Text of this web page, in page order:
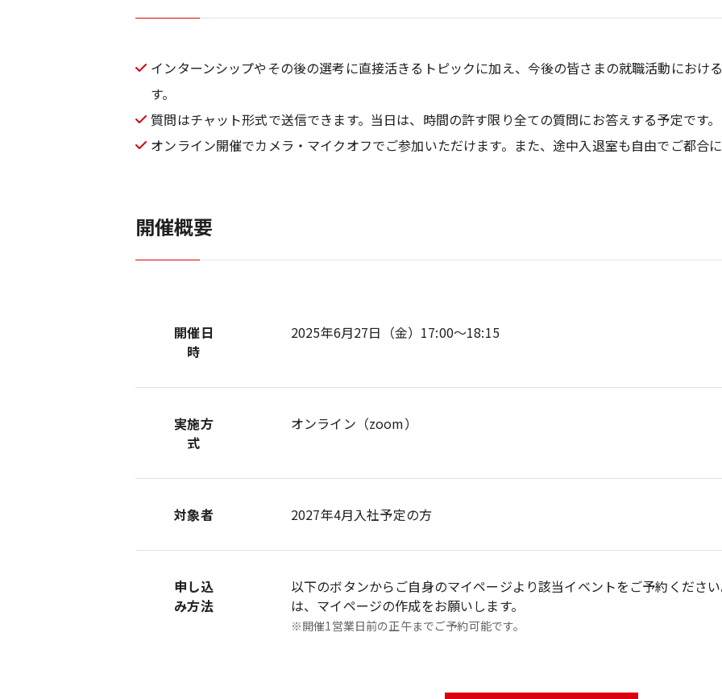
インターンシップやその後の選考に直接活きるトピックに加え、今後の皆さまの就職活動におけ
す。
質問はチャット形式で送信できます。当日は、時間の許す限り全ての質問にお答えする予定です。
オンライン開催でカメラ・マイクオフでご参加いただけます。また、途中入退室も自由でご都合に
開催概要
開催日
時
2025年6月27日（金）17:00～18:15
実施方
式
オンライン（zoom）
対象者 2027年4月入社予定の方
申し込
み方法
以下のボタンからご自身のマイページより該当イベントをご予約くださ
は、マイページの作成をお願いします。
※開催1営業日前の正午までご予約可能です。